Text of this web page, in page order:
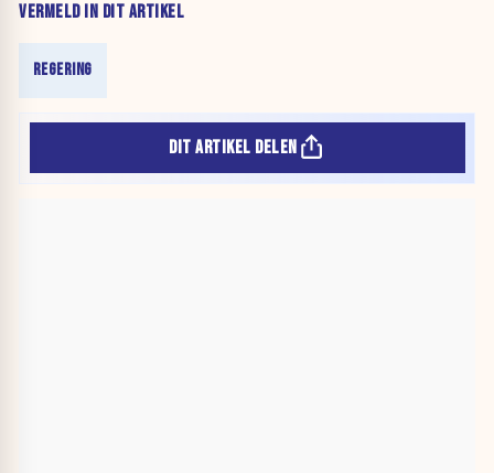
VERMELD IN DIT ARTIKEL
REGERING
DIT ARTIKEL DELEN